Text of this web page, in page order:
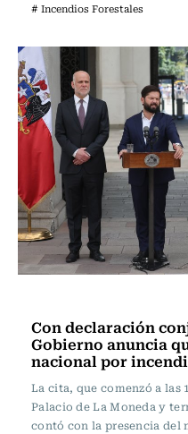
# Incendios Forestales
Con declaración
Gobierno anuncia
nacional por
La cita, que comenzó a las
Palacio de La Moneda y
contó con la presencia